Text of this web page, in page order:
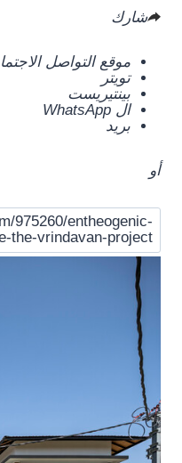
شارك
موقع التواصل
تويتر
بينتيريست
ال WhatsApp
بريد
أو